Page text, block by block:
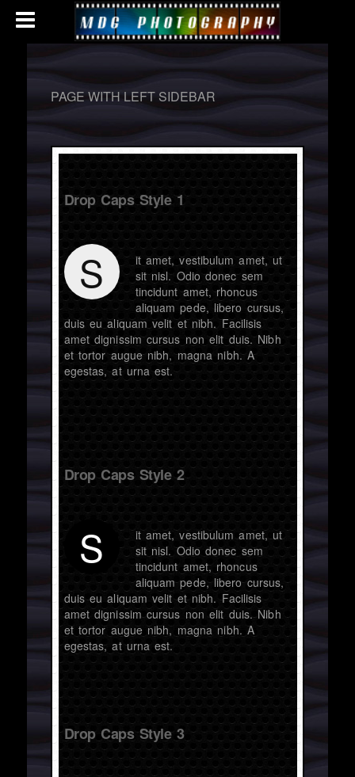
PAGE WITH LEFT SIDEBAR
Drop Caps Style 1
S
it amet, vestibulum amet, ut
sit nisl. Odio donec sem
tincidunt amet, rhoncus
aliquam pede, libero cursus,
duis eu aliquam velit et nibh. Facilisis
amet dignissim cursus non elit duis. Nibh
et tortor augue nibh, magna nibh. A
egestas, at urna est.
Drop Caps Style 2
S
it amet, vestibulum amet, ut
sit nisl. Odio donec sem
tincidunt amet, rhoncus
aliquam pede, libero cursus,
duis eu aliquam velit et nibh. Facilisis
amet dignissim cursus non elit duis. Nibh
et tortor augue nibh, magna nibh. A
egestas, at urna est.
Drop Caps Style 3